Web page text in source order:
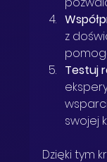
z
Testuj
swojej
Dzięki tym